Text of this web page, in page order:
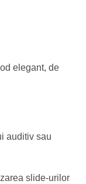
elegant, de
auditiv sau
slide-urilor